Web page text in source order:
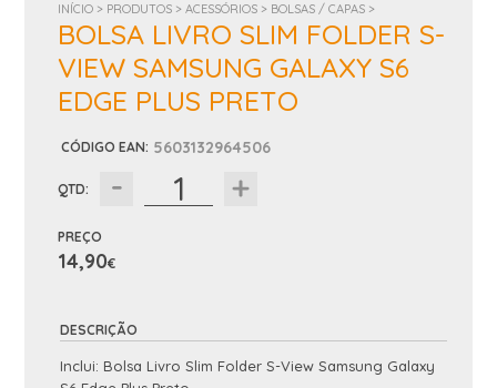
INÍCIO > PRODUTOS >ACESSÓRIOS > BOLSAS / CAPAS >
BOLSA LIVRO SLIM FOLDER S-
VIEW SAMSUNG GALAXY S6
EDGE PLUS PRETO
CÓDIGO EAN: 5603132964506
QTD:
PREÇO
14,90€
DESCRIÇÃO
Inclui: Bolsa Livro Slim Folder S-View Samsung Galaxy